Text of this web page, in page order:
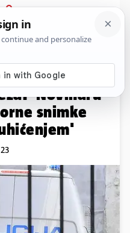
PRIJAVA
Komentari
'Novinaru
snimke